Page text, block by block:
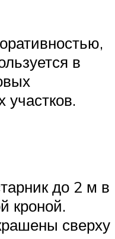
в
участков.
до 2 м в
кроной.
сверху